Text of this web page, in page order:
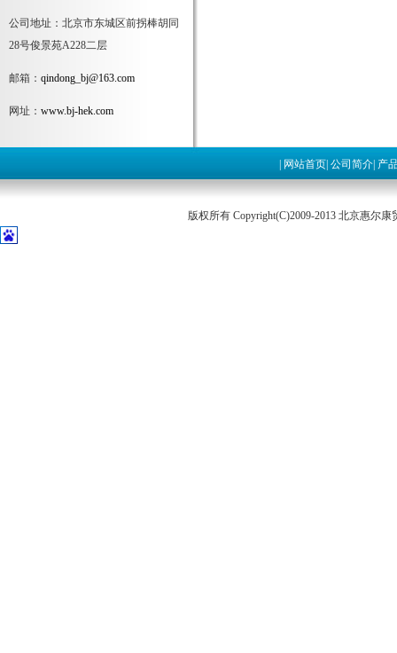
公司地址：北京市东城区前拐棒胡同
28号俊景苑A228二层
邮箱： qindong_bj@163.com
网址： www.bj-hek.com
网站首页| 公司简介| 产
版权所有 Copyright(C)2009-2013 北京惠尔